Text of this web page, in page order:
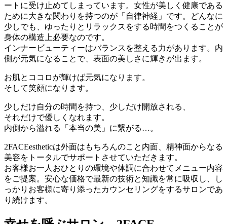
ートに受け止めてしまっています。女性が美しく健康である
ために大きな関わりを持つのが「自律神経」です。どんなに
少しでも、ゆったりとリラックスをする時間をつくることが
身体の構造上必要なのです。
インナービューティーはバランスを整える力があります。内
側が元気になることで、表面の美しさに輝きが出ます。
お肌とココロが輝けば元気になります。
そして笑顔になります。
少しだけ自分の時間を持つ、少しだけ開放される、
それだけで優しくなれます。
内側から溢れる「本当の美」に繋がる…。
2FACEestheticは外面はもちろんのこと内面、精神面からなる
美容をトータルでサポートさせていただきます。
お客様お一人おひとりの環境や体調に合わせてメニュー内容
をご提案。安心な価格で最新の技術と知識を常に吸収し、し
っかりお客様に寄り添ったカウンセリングをするサロンであ
り続けます。